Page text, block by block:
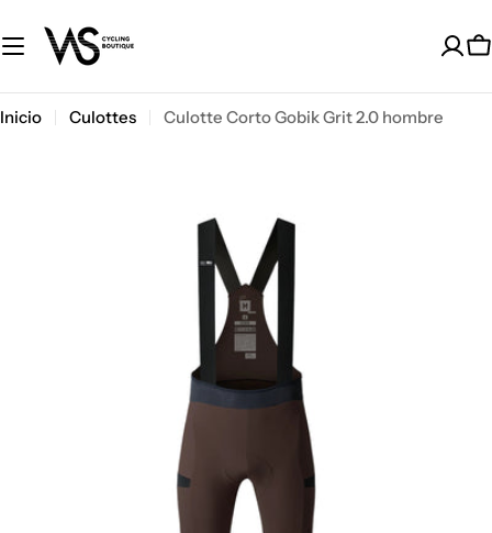
al
contenido
Inicio Culottes
Culotte Corto Gobik Grit 2.0 hombre